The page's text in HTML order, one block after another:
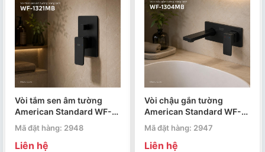
Vòi tắm sen âm tường
American Standard WF-
1321MB Acacia Evolution
Mã đặt hàng: 2948
Liên hệ
Vòi chậu gắn tường
American Standard WF-
1304MB Acacia Evolution
Mã đặt hàng: 2947
Liên hệ